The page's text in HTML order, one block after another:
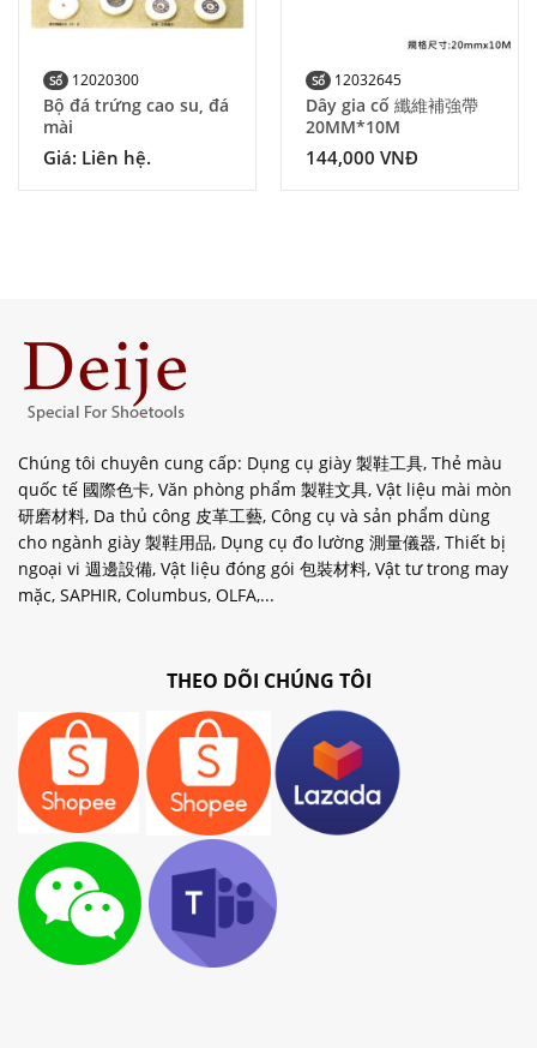
Số 12020300
Bộ đá trứng cao su, đá
mài
Giá: Liên hệ.
Số 12032645
Dây gia cố 纖維補強帶
20MM*10M
144,000 VNĐ
Chúng tôi chuyên cung cấp: Dụng cụ giày 製鞋工具, Thẻ màu
quốc tế 國際色卡, Văn phòng phẩm 製鞋文具, Vật liệu mài mòn
研磨材料, Da thủ công 皮革工藝, Công cụ và sản phẩm dùng
cho ngành giày 製鞋用品, Dụng cụ đo lường 測量儀器, Thiết bị
ngoại vi 週邊設備, Vật liệu đóng gói 包裝材料, Vật tư trong may
mặc, SAPHIR, Columbus, OLFA,...
THEO DÕI CHÚNG TÔI